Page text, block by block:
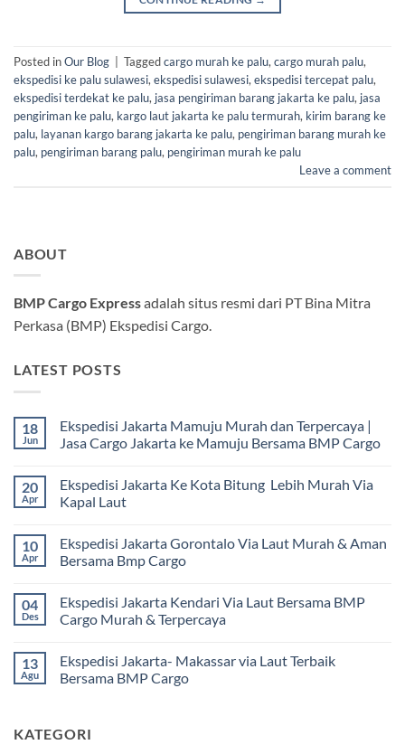
Posted inOur Blog Taggedcargo murah ke palu, cargo murah palu,
ekspedisi ke palu sulawesi, ekspedisi sulawesi, ekspedisi tercepat palu,
ekspedisi terdekat ke palu, jasa pengiriman barang jakarta ke palu, jasa
pengiriman ke palu, kargo laut jakarta ke palu termurah, kirim barang ke
palu, layanan kargo barang jakarta ke palu, pengiriman barang murah ke
palu, pengiriman barang palu, pengiriman murah ke palu
Leave a comment
ABOUT
BMP Cargo Expressadalah situs resmi dari PT Bina Mitra
Perkasa (BMP) Ekspedisi Cargo.
LATEST POSTS
18
Jun
Ekspedisi Jakarta Mamuju Murah dan Terpercaya |
Jasa Cargo Jakarta ke Mamuju Bersama BMP Cargo
komentar
pada
Ekspedisi
Murah
dan
Terpercaya
Cargo
Jakarta
ke
BMP
Cargo
20
Apr
Ekspedisi Jakarta Ke Kota Bitung Lebih Murah Via
Kapal Laut
komentar
pada
Ekspedisi
Kota
Bitung
Lebih
Kapal
Laut
10
Apr
Ekspedisi Jakarta Gorontalo Via Laut Murah & Aman
Bersama Bmp Cargo
komentar
pada
Ekspedisi
Via
Laut
Murah
Bmp
Cargo
04
Des
Ekspedisi Jakarta Kendari Via Laut Bersama BMP
Cargo Murah & Terpercaya
komentar
pada
Ekspedisi
Laut
Bersama
13
Agu
Ekspedisi Jakarta- Makassar via Laut Terbaik
Bersama BMP Cargo
pada
Ekspedisi
KATEGORI